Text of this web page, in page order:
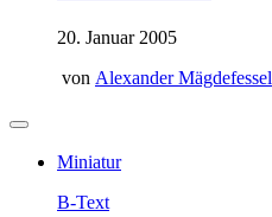
20. Januar 2005
von Alexander Mägdefessel
Miniatur
B-Text